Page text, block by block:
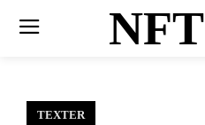
NFT
TEXTER